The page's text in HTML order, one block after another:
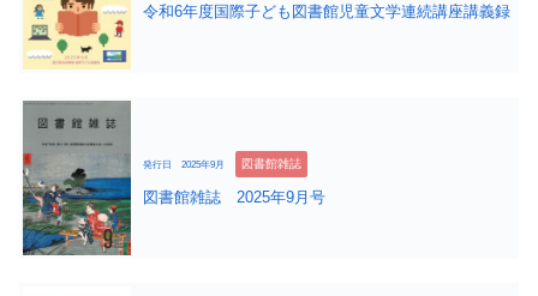
令和6年度国際子ども図書館児童文学連続講座講義録
発行日 2025年9月 図書館雑誌
図書館雑誌 2025年9月号